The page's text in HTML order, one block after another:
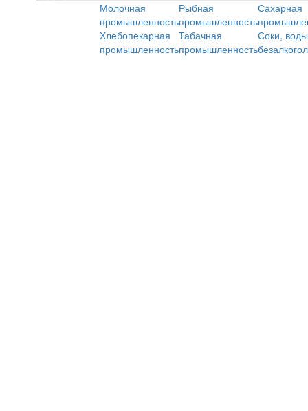
Молочная
промышленность
Рыбная
промышленность
Сахарная
Хлебопекарная
промышленность
Табачная
промышленность
Соки,